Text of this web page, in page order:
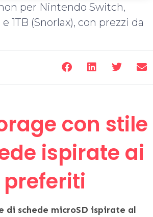
per Nintendo Switch,
1TB (Snorlax), con prezzi da
con stile
ispirate ai
di schede microSD ispirate al